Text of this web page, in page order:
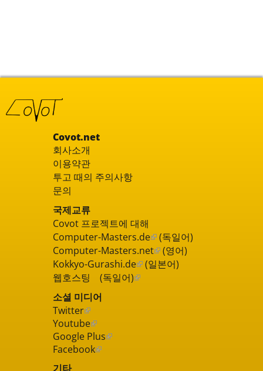
Covot.net
회사소개
이용약관
투고 때의 주의사항
문의
국제교류
Covot 프로젝트에 대해
Computer-Masters.de (독일어)
Computer-Masters.net (영어)
Kokkyo-Gurashi.de (일본어)
웹호스팅 (독일어)
소셜 미디어
Twitter
Youtube
Google Plus
Facebook
기타